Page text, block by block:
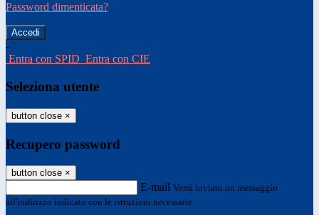
Password dimenticata?
-
Entra con SPID Entra con CIE
Seleziona utente
button close ×
Recupero password
button close ×
E-mail Verrà inviato un messaggio
all'indirizzo indicato con le istruzioni necessarie.